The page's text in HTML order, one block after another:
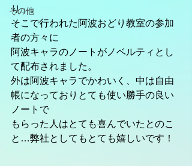
その他
り」。
そこで行われた阿波おどり教室の参加
者の方々に
阿波キャラのノートがノベルティとし
て配布されました。
外は阿波キャラでかわいく、中は自由
帳になっておりとても使い勝手の良い
ノートで
もらった人はとても喜んでいたとのこ
と…弊社としてもとても嬉しいです！